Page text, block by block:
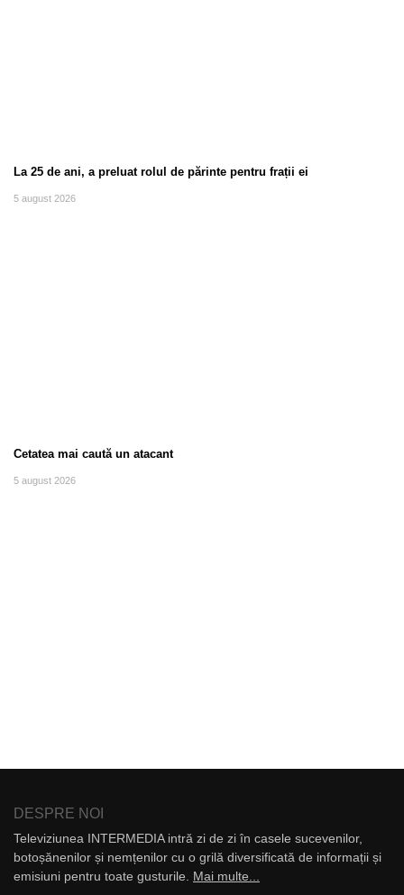
La 25 de ani, a preluat rolul de părinte pentru frații ei
5 august 2026
Cetatea mai caută un atacant
5 august 2026
DESPRE NOI
Televiziunea INTERMEDIA intră zi de zi în casele sucevenilor,
botoșănenilor și nemțenilor cu o grilă diversificată de informații și
emisiuni pentru toate gusturile. Mai multe...